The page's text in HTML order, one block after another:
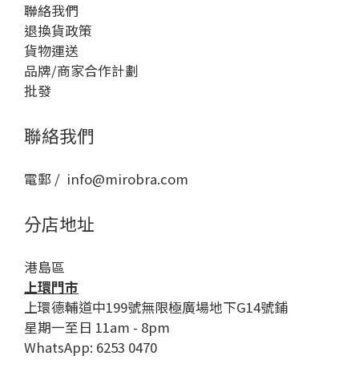
聯絡我們
退換貨政策
貨物運送
品牌/商家合作計劃
批發
聯絡我們
電郵 / info@mirobra.com
分店地址
港島區
上環門市
上環德輔道中199號無限極廣場地下G14號鋪
星期一至日 11am - 8pm
WhatsApp: 6253 0470